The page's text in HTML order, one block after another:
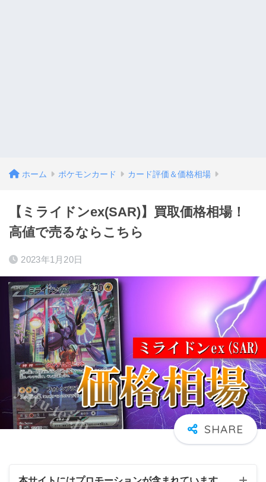
ホーム ポケモンカード カード評価＆価格相場
【ミライドンex(SAR)】買取価格相場！
高値で売るならこちら
2023年1月20日